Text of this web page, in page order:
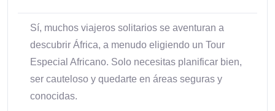
Sí, muchos viajeros solitarios se aventuran a
descubrir África, a menudo eligiendo un Tour
Especial Africano. Solo necesitas planificar bien,
ser cauteloso y quedarte en áreas seguras y
conocidas.